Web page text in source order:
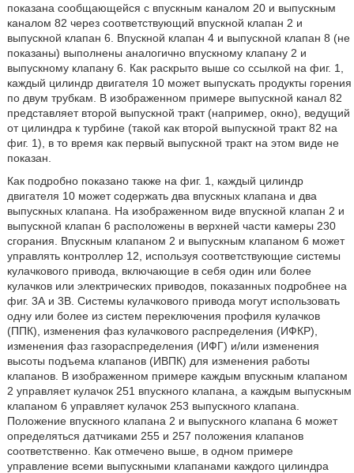
показана сообщающейся с впускным каналом 20 и выпускным
каналом 82 через соответствующий впускной клапан 2 и
выпускной клапан 6. Впускной клапан 4 и выпускной клапан 8 (не
показаны) выполнены аналогично впускному клапану 2 и
выпускному клапану 6. Как раскрыто выше со ссылкой на фиг. 1,
каждый цилиндр двигателя 10 может выпускать продукты горения
по двум трубкам. В изображенном примере выпускной канал 82
представляет второй выпускной тракт (например, окно), ведущий
от цилиндра к турбине (такой как второй выпускной тракт 82 на
фиг. 1), в то время как первый выпускной тракт на этом виде не
показан.
Как подробно показано также на фиг. 1, каждый цилиндр
двигателя 10 может содержать два впускных клапана и два
выпускных клапана. На изображенном виде впускной клапан 2 и
выпускной клапан 6 расположены в верхней части камеры 230
сгорания. Впускным клапаном 2 и выпускным клапаном 6 может
управлять контроллер 12, используя соответствующие системы
кулачкового привода, включающие в себя один или более
кулачков или электрических приводов, показанных подробнее на
фиг. 3А и 3B. Системы кулачкового привода могут использовать
одну или более из систем переключения профиля кулачков
(ППК), изменения фаз кулачкового распределения (ИФКР),
изменения фаз газораспределения (ИФГ) и/или изменения
высоты подъема клапанов (ИВПК) для изменения работы
клапанов. В изображенном примере каждым впускным клапаном
2 управляет кулачок 251 впускного клапана, а каждым выпускным
клапаном 6 управляет кулачок 253 выпускного клапана.
Положение впускного клапана 2 и выпускного клапана 6 может
определяться датчиками 255 и 257 положения клапанов
соответственно. Как отмечено выше, в одном примере
управление всеми выпускными клапанами каждого цилиндра